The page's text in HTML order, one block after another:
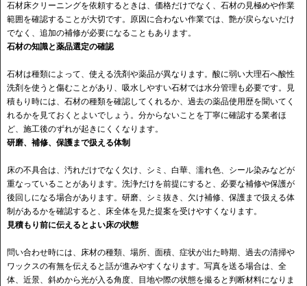
石材床クリーニングを依頼するときは、価格だけでなく、石材の見極めや作業
範囲を確認することが大切です。原因に合わない作業では、艶が戻らないだけ
でなく、追加の補修が必要になることもあります。
石材の知識と薬品選定の確認
石材は種類によって、使える洗剤や薬品が異なります。酸に弱い大理石へ酸性
洗剤を使うと傷むことがあり、吸水しやすい石材では水分管理も必要です。見
積もり時には、石材の種類を確認してくれるか、過去の薬品使用歴を聞いてく
れるかを見ておくとよいでしょう。分からないことを丁寧に確認する業者ほ
ど、施工後のずれが起きにくくなります。
研磨、補修、保護まで扱える体制
床の不具合は、汚れだけでなく欠け、シミ、白華、濡れ色、シール染みなどが
重なっていることがあります。洗浄だけを前提にすると、必要な補修や保護が
後回しになる場合があります。研磨、シミ抜き、欠け補修、保護まで扱える体
制があるかを確認すると、床全体を見た提案を受けやすくなります。
見積もり前に伝えるとよい床の状態
問い合わせ時には、床材の種類、場所、面積、症状が出た時期、過去の清掃や
ワックスの有無を伝えると話が進みやすくなります。写真を送る場合は、全
体、近景、斜めから光が入る角度、目地や際の状態を撮ると判断材料になりま